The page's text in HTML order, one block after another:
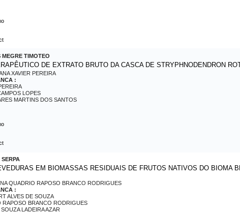
TIMOTEO
DE EXTRATO BRUTO DA CASCA DE STRYPHNODENDRON
XAVIER PEREIRA
:
LOPES
MARTINS DOS SANTOS
EM BIOMASSAS RESIDUAIS DE FRUTOS NATIVOS DO BIOMA
QUADRIO RAPOSO BRANCO RODRIGUES
:
ALVES DE SOUZA
RAPOSO BRANCO RODRIGUES
LADEIRA AZAR